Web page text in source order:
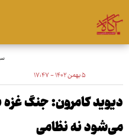
۵ بهمن ۱۴۰۲ - ۱۷:۴۷
دیوید کامرون: جنگ
می‌شود نه نظامی